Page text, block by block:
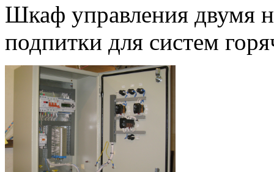
Шкаф управления двумя
подпитки для систем